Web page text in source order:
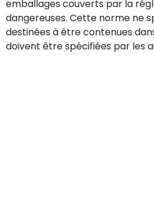
emballages couverts par la
dangereuses. Cette norme ne
destinées à être contenues
doivent être spécifiées par les